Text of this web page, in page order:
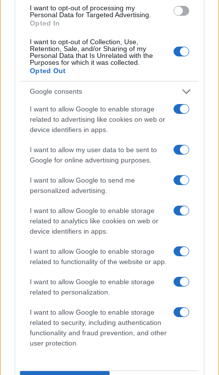
I want to opt-out of processing my
Personal Data for Targeted Advertising.
Opted In
I want to opt-out of Collection, Use,
Retention, Sale, and/or Sharing of my
Personal Data that Is Unrelated with the
Purposes for which it was collected.
Opted Out
Google consents
I want to allow Google to enable storage
related to advertising like cookies on web or
device identifiers in apps.
I want to allow my user data to be sent to
Google for online advertising purposes.
I want to allow Google to send me
personalized advertising.
I want to allow Google to enable storage
related to analytics like cookies on web or
device identifiers in apps.
I want to allow Google to enable storage
related to functionality of the website or app.
I want to allow Google to enable storage
related to personalization.
I want to allow Google to enable storage
related to security, including authentication
functionality and fraud prevention, and other
user protection.
Sigue leyendo
Dominar las bases de los postres: cremas, siropes y
texturas
Lucía Fernández · 2 Ago 2026